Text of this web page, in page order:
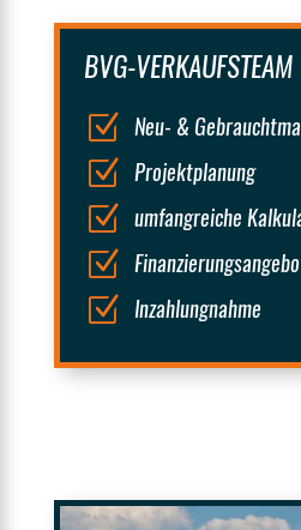
BVG-VERKAUFSTEAM
Z Neu- &
Z Projektplanung
Z umfangreiche
Z
Z Inzahlungnahme